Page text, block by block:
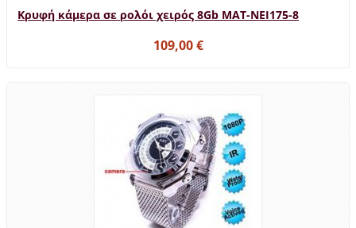
Κρυφή κάμερα σε ρολόι χειρός 8Gb MAT-NEI175-8
109,00 €